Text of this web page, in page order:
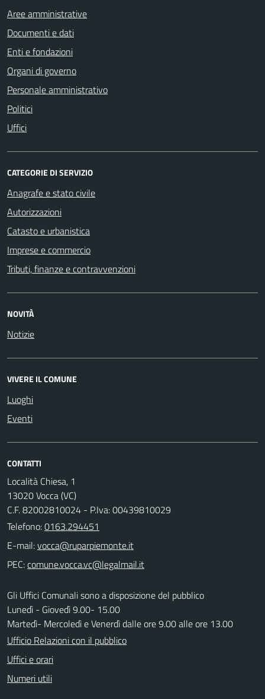
Aree amministrative
Documenti e dati
Enti e fondazioni
Organi di governo
Personale amministrativo
Politici
Uffici
CATEGORIE DI SERVIZIO
Anagrafe e stato civile
Autorizzazioni
Catasto e urbanistica
Imprese e commercio
Tributi, finanze e contravvenzioni
NOVITÀ
Notizie
VIVERE IL COMUNE
Luoghi
Eventi
CONTATTI
Località Chiesa, 1
13020 Vocca (VC)
C.F. 82002810024 - P.Iva: 00439810029
Telefono:0163.294451
E-mail:
PEC:
Gli Uffici Comunali sono a disposizione del pubblico
Lunedì - Giovedì 9.00- 15.00
Martedì- Mercoledì e Venerdì dalle ore 9.00 alle ore 13.00
Ufficio Relazioni con il pubblico
Uffici e orari
Numeri utili